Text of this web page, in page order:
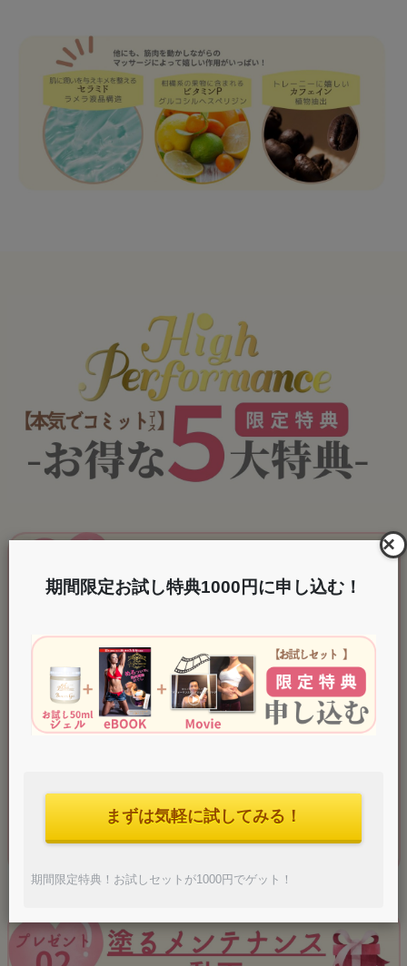
×
期間限定お試し特典1000円に申し込む！
まずは気軽に試してみる！
期間限定特典！お試しセットが1000円でゲット！